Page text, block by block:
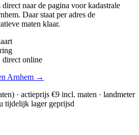
naar de pagina voor kadastrale
Daar staat per adres de
maten klaar.
direct online
Arnhem →
· actieprijs €9 incl. maten · landmeter
tijdelijk lager geprijsd